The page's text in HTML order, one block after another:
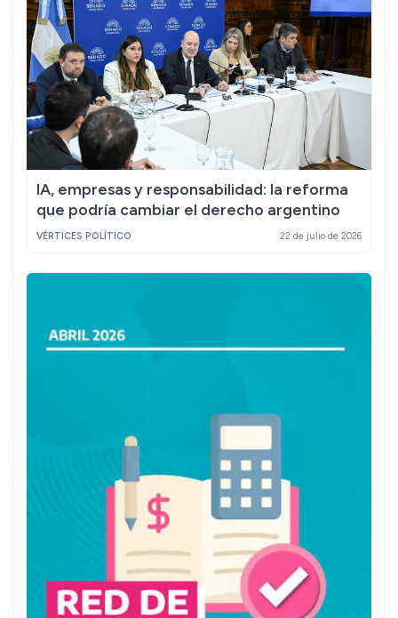
IA, empresas y responsabilidad: la reforma
que podría cambiar el derecho argentino
VÉRTICES POLÍTICO 22 de julio de 2026